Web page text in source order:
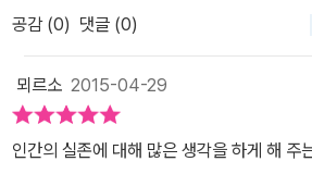
공감 (0) 댓글 (0)
뫼르소 2015-04-29
인간의 실존에 대해 많은 생각을 하게 해 주